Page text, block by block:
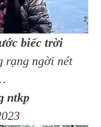
biếc trời
rạng ngời nét
ntkp